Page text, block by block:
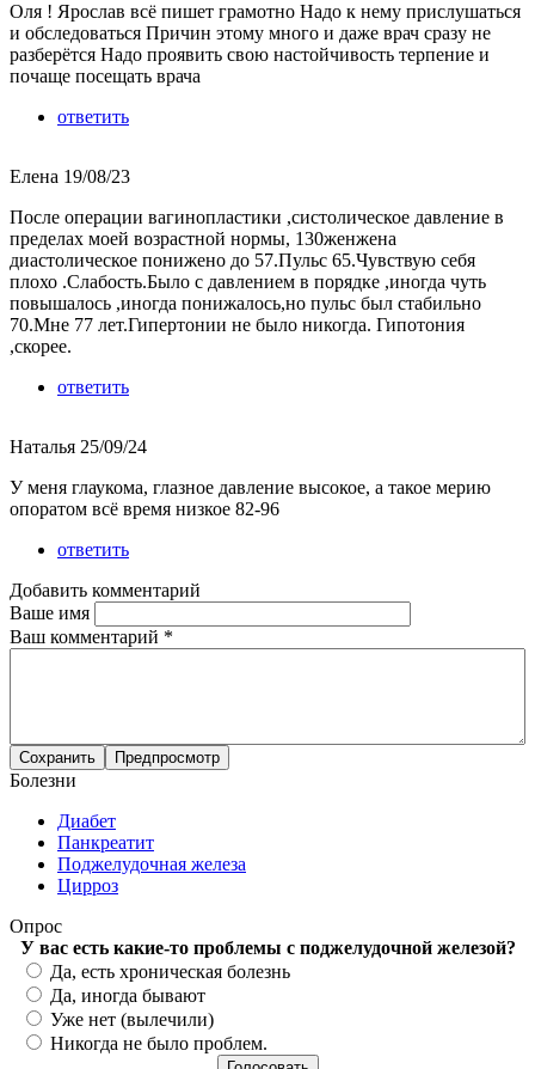
Оля ! Ярослав всё пишет грамотно Надо к нему прислушаться
и обследоваться Причин этому много и даже врач сразу не
разберётся Надо проявить свою настойчивость терпение и
почаще посещать врача
ответить
Елена 19/08/23
После операции вагинопластики ,систолическое давление в
пределах моей возрастной нормы, 130женжена
диастолическое понижено до 57.Пульс 65.Чувствую себя
плохо .Слабость.Было с давлением в порядке ,иногда чуть
повышалось ,иногда понижалось,но пульс был стабильно
70.Мне 77 лет.Гипертонии не было никогда. Гипотония
,скорее.
ответить
Наталья 25/09/24
У меня глаукома, глазное давление высокое, а такое мерию
опоратом всё время низкое 82-96
ответить
Добавить комментарий
Ваше имя
Ваш комментарий *
Болезни
Диабет
Панкреатит
Поджелудочная железа
Цирроз
Опрос
У вас есть какие-то проблемы с поджелудочной железой?
Варианты
Да, есть хроническая болезнь
Да, иногда бывают
Уже нет (вылечили)
Никогда не было проблем.